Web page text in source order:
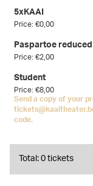
5xKAAI
Price: €0,00
Paspartoe
Price: €2,00
Student
Price: €8,00
Send a copy of your
code.
Total: 0 tickets